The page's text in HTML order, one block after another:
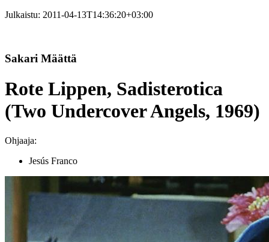
Julkaistu: 2011-04-13T14:36:20+03:00
Sakari Määttä
Rote Lippen, Sadisterotica
(Two Undercover Angels, 1969)
Ohjaaja:
Jesús Franco